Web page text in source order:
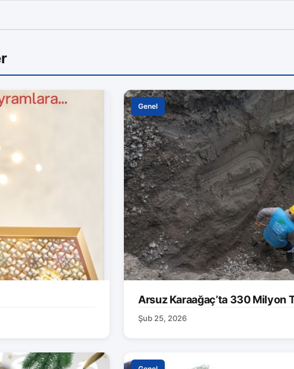
Genel
Arsuz Karaağaç’ta 330 Milyon
Şub 25, 2026